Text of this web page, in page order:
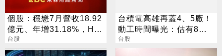
個股：穩懋7月營收18.92
億元、年增31.18%，H2
旺季到來，雙成長引擎啟
動
台股
台積電高雄再蓋4、5廠！
動工時間曝光：估有8千
員工
台股